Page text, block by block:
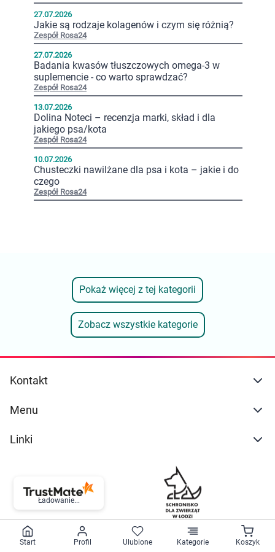
27.07.2026
Jakie są rodzaje kolagenów i czym się różnią?
Zespół Rosa24
27.07.2026
Badania kwasów tłuszczowych omega-3 w
suplemencie - co warto sprawdzać?
Zespół Rosa24
13.07.2026
Dolina Noteci – recenzja marki, skład i dla
jakiego psa/kota
Zespół Rosa24
10.07.2026
Chusteczki nawilżane dla psa i kota – jakie i do
czego
Zespół Rosa24
Zobacz wszystkie kategorie
Pokaż więcej z tej kategorii
Kontakt
Menu
Linki
Ładowanie...
Start Profil Ulubione Kategorie Koszyk